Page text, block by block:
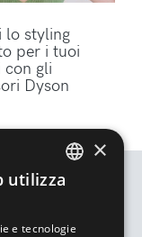
lo styling
per i tuoi
con gli
Dyson
×
utilizza
e tecnologie